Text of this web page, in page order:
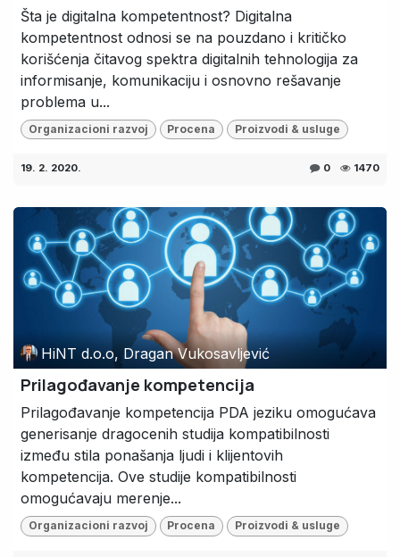
Šta je digitalna kompetentnost? Digitalna
kompetentnost odnosi se na pouzdano i kritičko
korišćenja čitavog spektra digitalnih tehnologija za
informisanje, komunikaciju i osnovno rešavanje
problema u...
Organizacioni razvoj Procena Proizvodi & usluge
19. 2. 2020. 0 1470
HiNT d.o.o, Dragan Vukosavljević
Prilagođavanje kompetencija
Prilagođavanje kompetencija PDA jeziku omogućava
generisanje dragocenih studija kompatibilnosti
između stila ponašanja ljudi i klijentovih
kompetencija. Ove studije kompatibilnosti
omogućavaju merenje...
Organizacioni razvoj Procena Proizvodi & usluge